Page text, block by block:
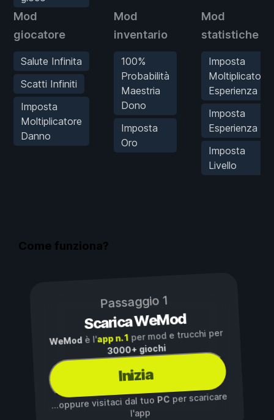
Mod
giocatore
Salute Infinita
Scatti Infiniti
Imposta
Moltiplicatore
Danno
Mod
inventario
100%
Probabilità
Maestria
Dono
Imposta
Oro
Mod
statistiche
Imposta
Moltiplicatore
Esperienza
Imposta
Esperienza
Imposta
Livello
Come funziona?
Passaggio 1
Scarica WeMod
WeMod è l'app n. 1per mod e trucchi per
3000+ giochi
Inizia
...oppure visitaci dal tuoPC per scaricare
l'app